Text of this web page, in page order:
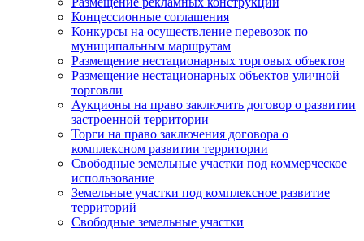
Концессионные соглашения
Конкурсы на осуществление перевозок по
муниципальным маршрутам
Размещение нестационарных торговых объектов
Размещение нестационарных объектов уличной
торговли
Аукционы на право заключить договор о развитии
застроенной территории
Торги на право заключения договора о
комплексном развитии территории
Свободные земельные участки под коммерческое
использование
Земельные участки под комплексное развитие
территорий
Свободные земельные участки